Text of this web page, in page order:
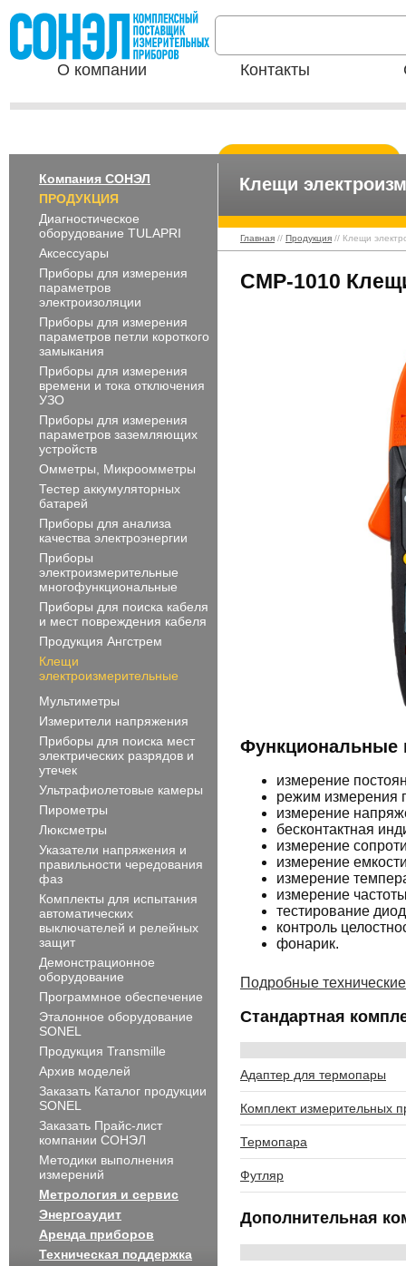
О компании Контакты
Компания СОНЭЛ
ПРОДУКЦИЯ
Диагностическое
оборудование TULAPRI
Аксессуары
Приборы для измерения
параметров
электроизоляции
Приборы для измерения
параметров петли короткого
замыкания
Приборы для измерения
времени и тока отключения
УЗО
Приборы для измерения
параметров заземляющих
устройств
Омметры, Микроомметры
Тестер аккумуляторных
батарей
Приборы для анализа
качества электроэнергии
Приборы
электроизмерительные
многофункциональные
Приборы для поиска кабеля
и мест повреждения кабеля
Продукция Ангстрем
Клещи
электроизмерительные
Мультиметры
Измерители напряжения
Приборы для поиска мест
электрических разрядов и
утечек
Ультрафиолетовые камеры
Пирометры
Люксметры
Указатели напряжения и
правильности чередования
фаз
Комплекты для испытания
автоматических
выключателей и релейных
защит
Демонстрационное
оборудование
Программное обеспечение
Эталонное оборудование
SONEL
Продукция Transmille
Архив моделей
Заказать Каталог продукции
SONEL
Заказать Прайс-лист
компании СОНЭЛ
Методики выполнения
измерений
Метрология и сервис
Энергоаудит
Аренда приборов
Техническая поддержка
Клещи
Главная // Продукция // Клещи
СМP-1010
Функциональные
измерение
режим измерения
измерение
бесконтактная
измерение
измерение
измерение
измерение
тестирование
контроль
фонарик.
Подробные
Стандартная
Адаптер для термопары
Комплект измерительных
Термопара
Футляр
Дополнительная